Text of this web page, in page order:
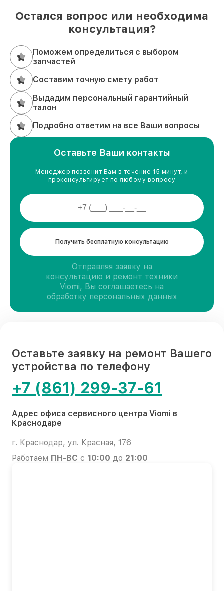
Остался вопрос или необходима
консультация?
Поможем определиться с выбором
запчастей
Составим точную смету работ
Выдадим персональный гарантийный
талон
Подробно ответим на все Ваши вопросы
Оставьте Ваши контакты
Менеджер позвонит Вам в течение 15 минут, и
проконсультирует по любому вопросу
Получить бесплатную консультацию
Отправляя заявку на
консультацию и ремонт техники
Viomi, Вы соглашаетесь на
обработку персональных данных
Оставьте заявку на ремонт Вашего
устройства по телефону
+7 (861) 299-37-61
Адрес офиса сервисного центра Viomi в
Краснодаре
г. Краснодар, ул. Красная, 176
Работаем ПН-ВС с 10:00 до 21:00